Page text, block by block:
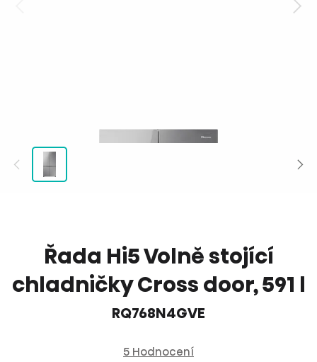
Řada Hi5 Volně stojící
chladničky Cross door, 591 l
RQ768N4GVE
5 Hodnocení